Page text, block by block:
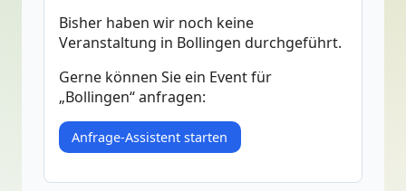
Bisher haben wir noch keine
Veranstaltung in Bollingen durchgeführt.
Gerne können Sie ein Event für
„Bollingen“ anfragen:
Anfrage-Assistent starten